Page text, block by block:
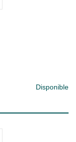
Disponible